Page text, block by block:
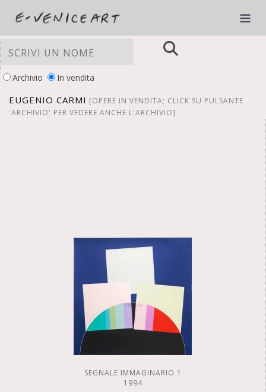
Archivio In vendita
EUGENIO CARMI [OPERE IN VENDITA; CLICK SU PULSANTE
'ARCHIVIO' PER VEDERE ANCHE L'ARCHIVIO]
SEGNALE IMMAGINARIO 1
1994